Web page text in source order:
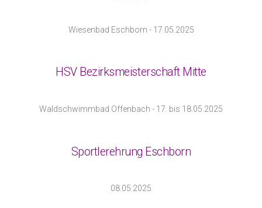
Wiesenbad Eschborn - 17.05.2025
HSV Bezirksmeisterschaft Mitte
Waldschwimmbad Offenbach - 17. bis 18.05.2025
Sportlerehrung Eschborn
08.05.2025